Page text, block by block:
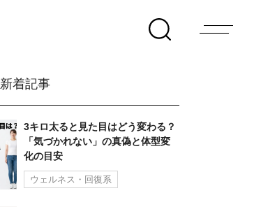
新着記事
3キロ太ると見た目はどう変わる？
「気づかれない」の真偽と体型変
化の目安
ウェルネス・回復系